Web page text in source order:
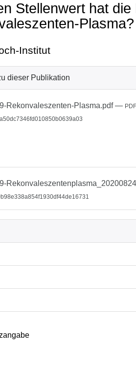
Stellenwert hat
Plasma?
Institut
dieser Publikation
Rekonvaleszenten-Plasma.pdf— PDF